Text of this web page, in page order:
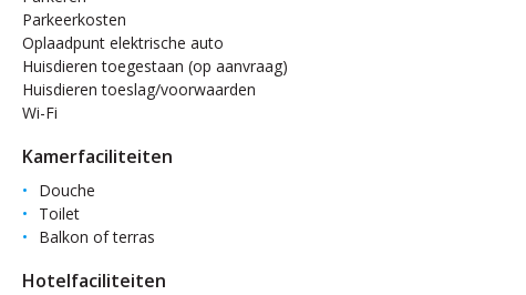
Parkeerkosten
Oplaadpunt elektrische auto
Huisdieren toegestaan (op aanvraag)
Huisdieren toeslag/voorwaarden
Wi-Fi
Kamerfaciliteiten
Douche
Toilet
Balkon of terras
Hotelfaciliteiten